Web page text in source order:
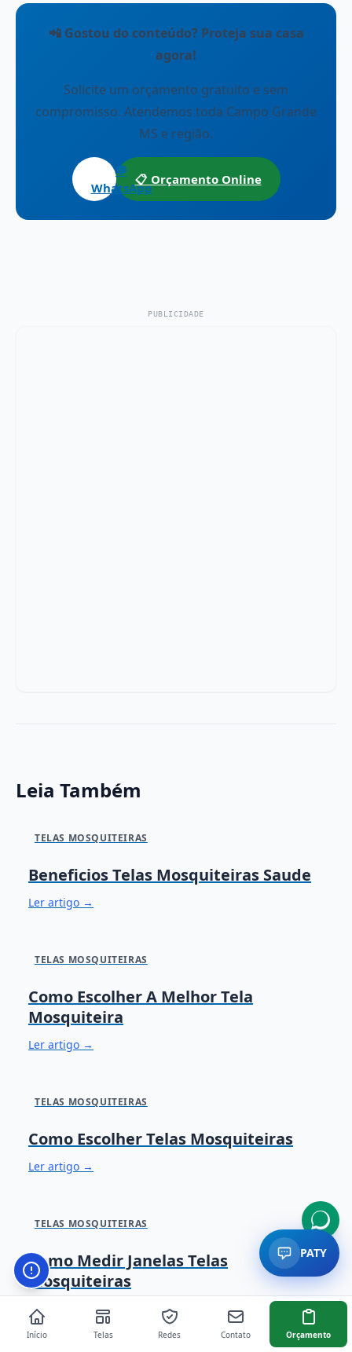
Início Telas Redes Contato Orçamento
📲 Gostou do conteúdo? Proteja sua casa
agora!
Solicite um orçamento gratuito e sem
compromisso. Atendemos toda Campo Grande
MS e região.
💬
WhatsApp
📋 Orçamento Online
PUBLICIDADE
Leia Também
TELAS MOSQUITEIRAS
Beneficios Telas Mosquiteiras Saude
Ler artigo →
TELAS MOSQUITEIRAS
Como Escolher A Melhor Tela
Mosquiteira
Ler artigo →
TELAS MOSQUITEIRAS
Como Escolher Telas Mosquiteiras
Ler artigo →
TELAS MOSQUITEIRAS
Como Medir Janelas Telas
Mosquiteiras
Ler artigo →
PATY
Botão de configurações de acessibilidade. Abre